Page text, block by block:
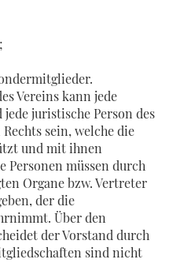
Vereins kann jede
juristische Person des
sein, welche die
und mit ihnen
Personen müssen durch
Organe bzw. Vertreter
der die
Über den
der Vorstand durch
sind nicht